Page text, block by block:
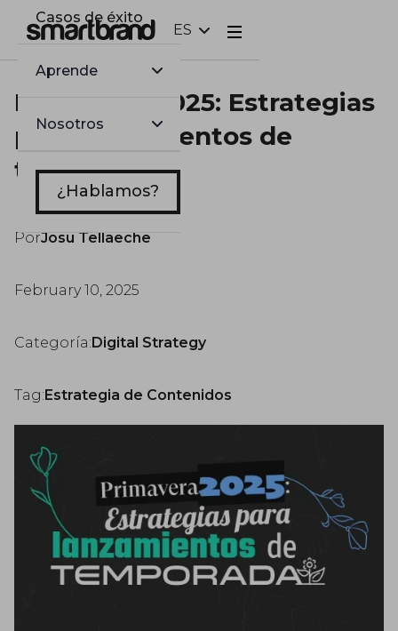
Casos de éxito
Aprende
Nosotros
¿Hablamos?
ES
Primavera 2025: Estrategias
para lanzamientos de
temporada
PorJosu Tellaeche
February 10, 2025
Categoría:Digital Strategy
Tag:Estrategia de Contenidos